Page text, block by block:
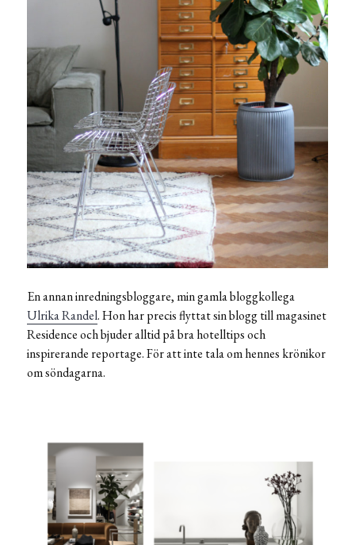
En annan inredningsbloggare, min gamla bloggkollega
Ulrika Randel. Hon har precis flyttat sin blogg till magasinet
Residence och bjuder alltid på bra hotelltips och
inspirerande reportage. För att inte tala om hennes krönikor
om söndagarna.